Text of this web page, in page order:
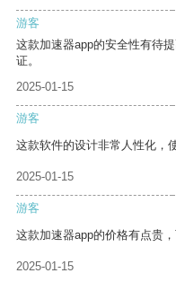
游客
这款加速器app的安全性有待
证。
2025-01-15
游客
这款软件的设计非常人性化，
2025-01-15
游客
这款加速器app的价格有点贵
2025-01-15